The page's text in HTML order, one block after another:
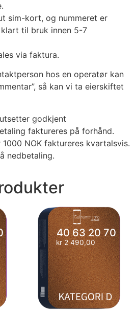
sim-kort, og nummeret er
til bruk innen 5-7
via faktura.
hos en operatør kan
så kan vi ta eierskiftet
godkjent
faktureres på forhånd.
NOK faktureres kvartalsvis.
nedbetaling.
40 63 20 70
kr2 490,00